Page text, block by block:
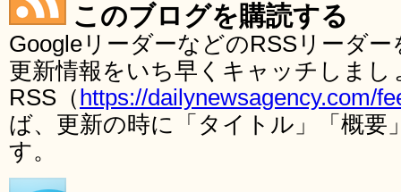
このブログを購読する
GoogleリーダーなどのRSSリーダ
更新情報をいち早くキャッチしま
RSS（ https://dailynewsagency.com/
ば、更新の時に「タイトル」「概要
す。